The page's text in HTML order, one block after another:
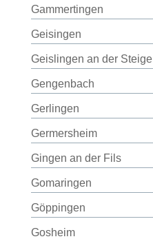
Gammertingen
Geisingen
Geislingen an der Steige
Gengenbach
Gerlingen
Germersheim
Gingen an der Fils
Gomaringen
Göppingen
Gosheim